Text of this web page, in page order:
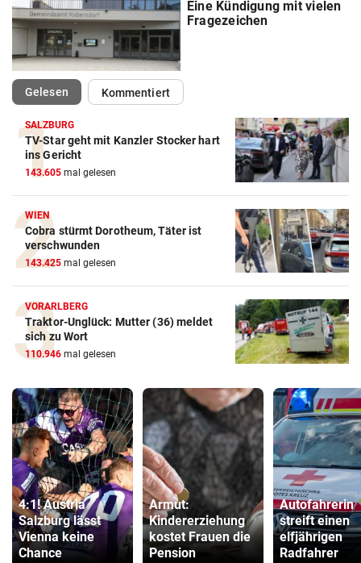
Eine Kündigung mit vielen
Fragezeichen
Gelesen(ausgewählt)Kommentiert
SALZBURG
TV-Star geht mit Kanzler Stocker hart
ins Gericht
143.605 mal gelesen
WIEN
Cobra stürmt Dorotheum, Täter ist
verschwunden
143.425 mal gelesen
VORARLBERG
Traktor-Unglück: Mutter (36) meldet
sich zu Wort
110.946 mal gelesen
4:1! Austria
Salzburg lässt
Vienna keine
Chance
Armut:
Kindererziehung
kostet Frauen die
Pension
Autofahrerin
streift einen
elfjährigen
Radfahrer